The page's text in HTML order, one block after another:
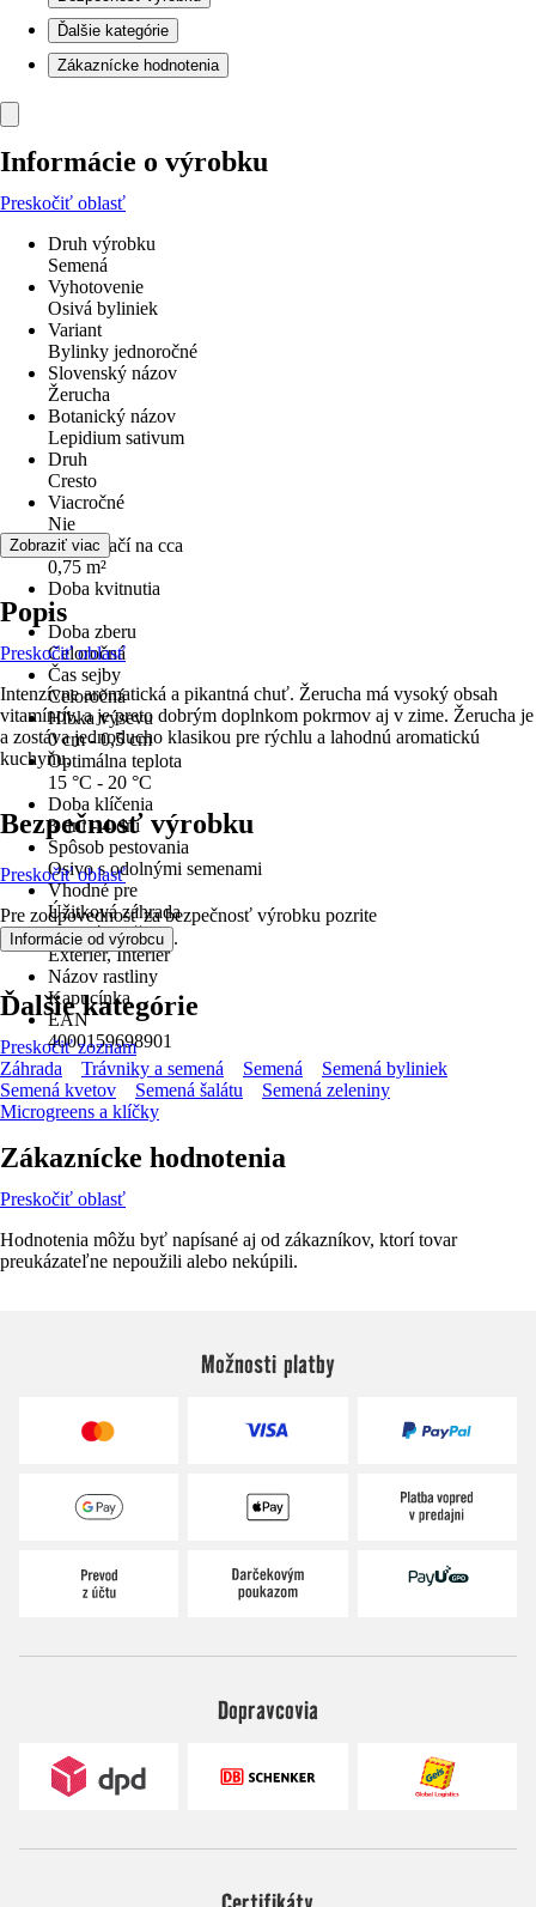
Ďalšie kategórie
Zákaznícke hodnotenia
Informácie o výrobku
Preskočiť oblasť
Druh výrobku
Semená
Vyhotovenie
Osivá byliniek
Variant
Bylinky jednoročné
Slovenský názov
Žerucha
Botanický názov
Lepidium sativum
Druh
Cresto
Viacročné
Nie
obsah stačí na cca
0,75 m²
Doba kvitnutia
-
Doba zberu
Celoročná
Čas sejby
Celoročná
Hĺbka výsevu
0 cm - 0,5 cm
Optimálna teplota
15 °C - 20 °C
Doba klíčenia
3 dni - 4 dni
Spôsob pestovania
Osivo s odolnými semenami
Vhodné pre
Úžitková záhrada
Oblasť použitia
Exteriér, Interiér
Názov rastliny
Kapucínka
EAN
4000159698901
Zobraziť viac
Popis
Preskočiť oblasť
Intenzívne aromatická a pikantná chuť. Žerucha má vysoký obsah
vitamínov, a je preto dobrým doplnkom pokrmov aj v zime. Žerucha je
a zostáva jednoducho klasikou pre rýchlu a lahodnú aromatickú
kuchyňu.
Bezpečnosť výrobku
Preskočiť oblasť
Pre zodpovednosť za bezpečnosť výrobku pozrite
Informácie od výrobcu .
Ďalšie kategórie
Preskočiť zoznam
Záhrada
Trávniky a semená Semená
Semená byliniek
Semená kvetov
Semená šalátu
Semená zeleniny
Microgreens a klíčky
Zákaznícke hodnotenia
Preskočiť oblasť
Hodnotenia môžu byť napísané aj od zákazníkov, ktorí tovar
preukázateľne nepoužili alebo nekúpili.
Možnosti platby
Dopravcovia